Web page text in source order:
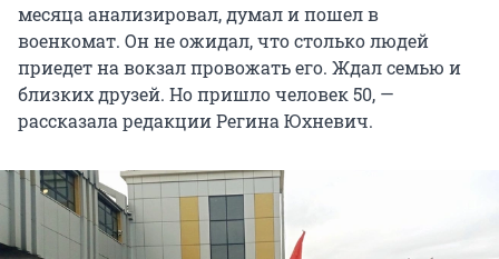
месяца анализировал, думал и пошел в
военкомат. Он не ожидал, что столько людей
приедет на вокзал провожать его. Ждал семью и
близких друзей. Но пришло человек 50, —
рассказала редакции Регина Юхневич.